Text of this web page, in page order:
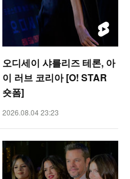
오디세이 샤를리즈 테론, 아
이 러브 코리아 [O! STAR
숏폼]
2026.08.04 23:23